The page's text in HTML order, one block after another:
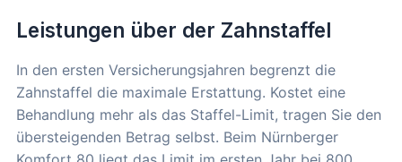
Leistungen über der Zahnstaffel
In den ersten Versicherungsjahren begrenzt die
Zahnstaffel die maximale Erstattung. Kostet eine
Behandlung mehr als das Staffel-Limit, tragen Sie den
übersteigenden Betrag selbst. Beim Nürnberger